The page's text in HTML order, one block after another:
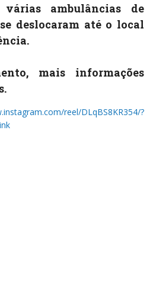
várias ambulâncias de
deslocaram até o local
mais informações
reel/DLqBS8KR354/?